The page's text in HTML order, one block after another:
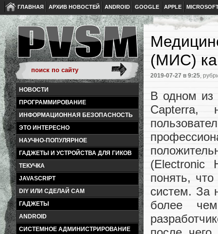
ГЛАВНАЯ АРХИВ НОВОСТЕЙ ANDROID GOOGLE APPLE
НОВОСТИ
ПРОГРАММИРОВАНИЕ
ИНФОРМАЦИОННАЯ БЕЗОПАСНОСТЬ
ЭТО ИНТЕРЕСНО
НАУЧНО-ПОПУЛЯРНОЕ
ГАДЖЕТЫ И УСТРОЙСТВА ДЛЯ ГИКОВ
ТЕКУЧКА
JAVASCRIPT
DIY ИЛИ СДЕЛАЙ САМ
ГАДЖЕТЫ
ANDROID
СИСТЕМНОЕ АДМИНИСТРИРОВАНИЕ
(МИС)
2019-07-27 в 9:25,
В одном из
Capterra,
(Electronic
понять,
систем. За
более